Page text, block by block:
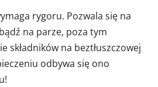
rygoru. Pozwala się na
na parze, poza tym
składników na beztłuszczowej
odbywa się ono